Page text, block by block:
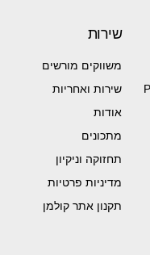
שירות
משווקים מורשים
שירות ואחריות
אודות
מתכונים
תחזוקה וניקיון
מדיניות פרטיות
תקנון אתר קולמן